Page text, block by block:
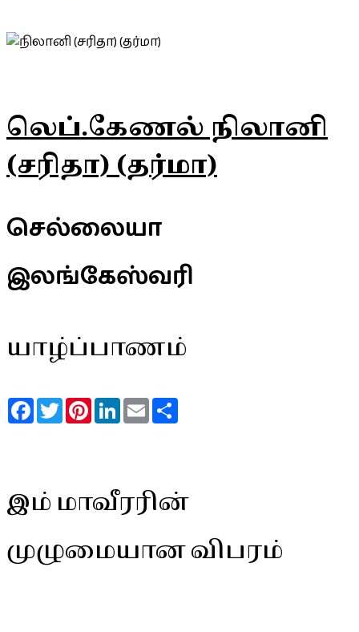
லெப்.கேணல் நிலானி
(சரிதா) (தர்மா)
செல்லையா
இலங்கேஸ்வரி
யாழ்ப்பாணம்
FacebookTwitterPinterestLinkedInEmail
இம் மாவீரரின்
முழுமையான விபரம்